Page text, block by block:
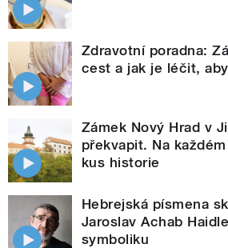
Zdravotní poradna:
cest a jak je léčit,
Zámek Nový Hrad v
překvapit. Na
kus historie
Hebrejská písmena
Jaroslav Achab
symboliku